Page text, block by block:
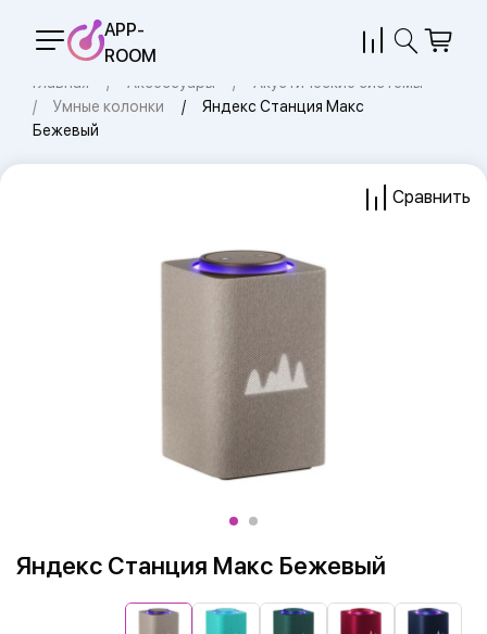
APP-
ROOM
Главная Аксессуары
Акустические системы
Умные колонки
Яндекс Станция Макс
Бежевый
Яндекс Станция Макс Бежевый
Сравнить